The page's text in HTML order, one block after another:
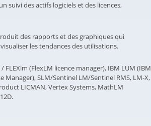
suivi des actifs logiciels et des licences,
des rapports et des graphiques qui
les tendances des utilisations.
(FlexLM licence manager), IBM LUM (IBM
Manager), SLM/Sentinel LM/Sentinel RMS, LM-X,
LICMAN, Vertex Systems, MathLM